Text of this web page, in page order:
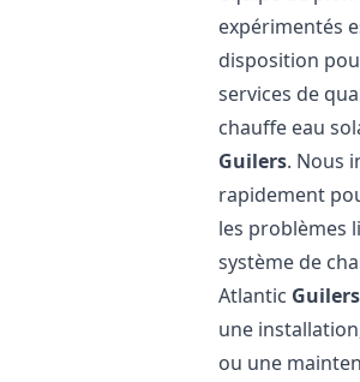
expérimentés
disposition
services de
chauffe eau
Guilers. Nous
rapidement
les problèmes
système de
Atlantic Guilers
une
ou une